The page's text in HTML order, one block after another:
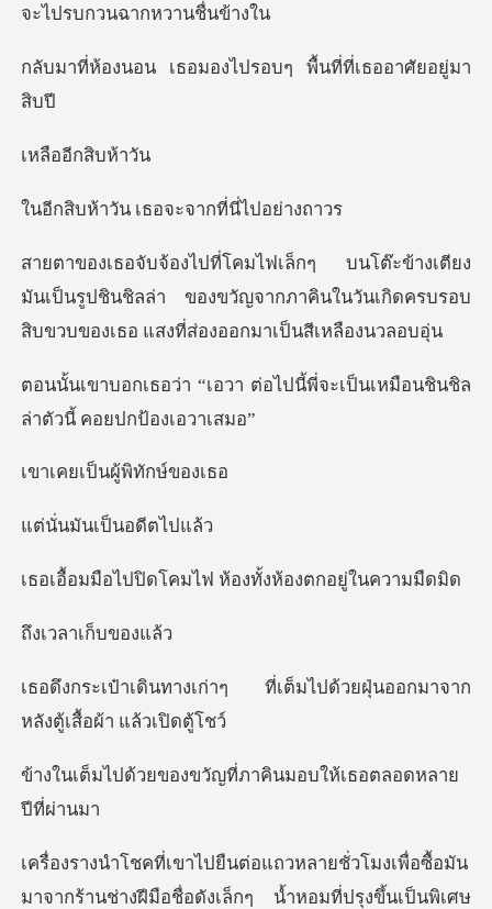
อมองไปรอบๆ พื้นที่ท
อีกสิ
น เธอจะจากที่
มันเป็นรูปชินชิลล่า ของขวัญจากภาคินในวันเกิดครบร
่อไปนี้พี่จะเป็นเหมือนชินชิ
็นผู้พิท
ันเป็นอด
โคมไฟ ห้องทั้งห้อ
าเก็บข
ี่เต็มไปด้วยฝุ่นออกมาจาก
หลั
ขวัญที่ภาคินมอบให้เ
ื้อมัน
มาจากร้านช่างฝีมือชื่อดังเล็กๆ น้ำหอมที่ปรุ